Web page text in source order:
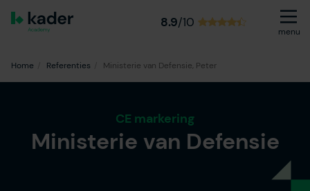
8.9/10
menu
Home Referenties Ministerie van Defensie, Peter
CE markering
Ministerie van Defensie